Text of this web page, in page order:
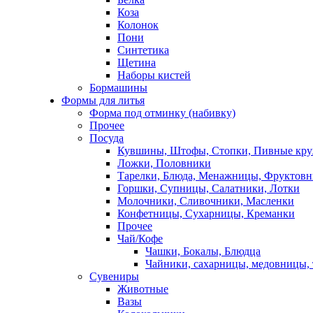
Коза
Колонок
Пони
Синтетика
Щетина
Наборы кистей
Бормашины
Формы для литья
Форма под отминку (набивку)
Прочее
Посуда
Кувшины, Штофы, Стопки, Пивные
Ложки, Половники
Тарелки, Блюда, Менажницы,
Горшки, Супницы, Салатники, Лотки
Молочники, Сливочники, Масленки
Конфетницы, Сухарницы, Креманки
Прочее
Чай/Кофе
Чашки, Бокалы, Блюдца
Чайники, сахарницы, медовницы,
Сувениры
Животные
Вазы